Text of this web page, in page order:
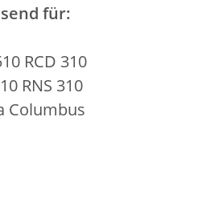
für:
RCD 310
RNS 310
Columbus